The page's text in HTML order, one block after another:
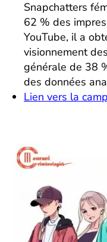
Snapchatters
62 % des
YouTube, il a
visionnement
générale de 38
des données
Lien vers la